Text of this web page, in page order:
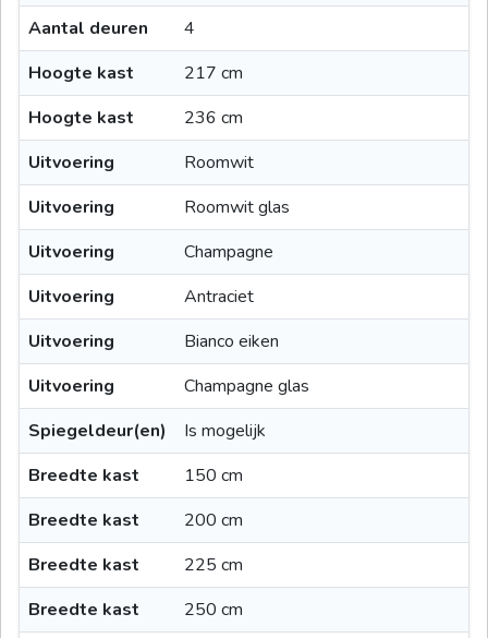
Aantal deuren
4
Hoogte kast
217 cm
Hoogte kast
236 cm
Uitvoering
Roomwit
Uitvoering
Roomwit glas
Uitvoering
Champagne
Uitvoering
Antraciet
Uitvoering
Bianco eiken
Uitvoering
Champagne glas
Spiegeldeur(en)
Is mogelijk
Breedte kast
150 cm
Breedte kast
200 cm
Breedte kast
225 cm
Breedte kast
250 cm